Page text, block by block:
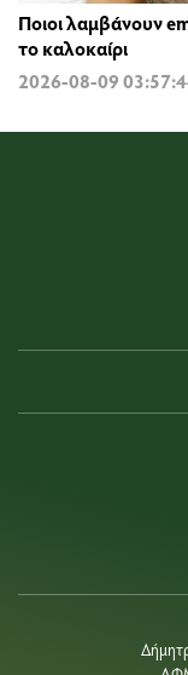
Ποιοι λαμβάνουν
το καλοκαίρι
2026-08-09